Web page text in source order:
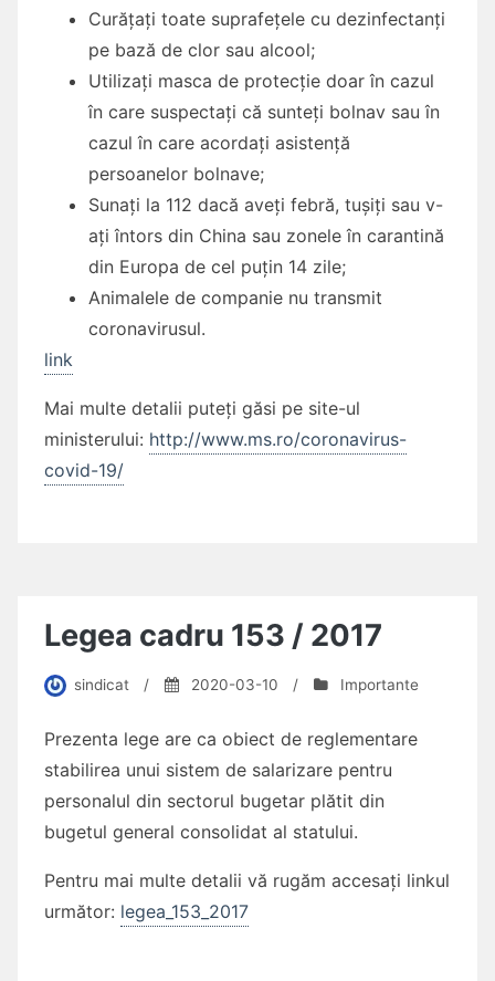
Curățați toate suprafețele cu dezinfectanți
pe bază de clor sau alcool;
Utilizați masca de protecție doar în cazul
în care suspectați că sunteți bolnav sau în
cazul în care acordați asistență
persoanelor bolnave;
Sunați la 112 dacă aveți febră, tușiți sau v-
ați întors din China sau zonele în carantină
din Europa de cel puțin 14 zile;
Animalele de companie nu transmit
coronavirusul.
link
Mai multe detalii puteți găsi pe site-ul
ministerului: http://www.ms.ro/coronavirus-
covid-19/
Legea cadru 153 / 2017
sindicat / 2020-03-10 / Importante
Prezenta lege are ca obiect de reglementare
stabilirea unui sistem de salarizare pentru
personalul din sectorul bugetar plătit din
bugetul general consolidat al statului.
Pentru mai multe detalii vă rugăm accesați linkul
următor: legea_153_2017